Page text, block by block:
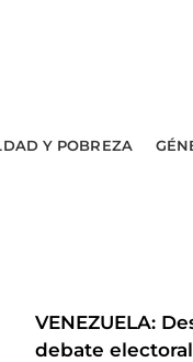
Y POBREZA
VENEZUELA:
debate electoral